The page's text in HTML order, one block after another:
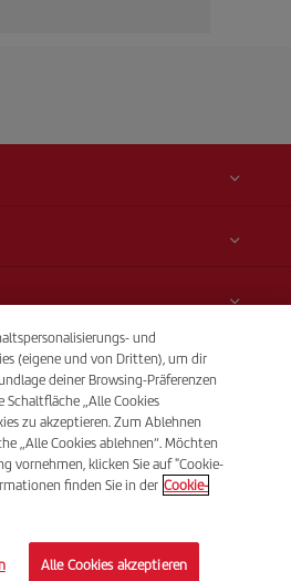
des Iberia Club
Daten
77 22
20:00 Uhr (Deutsch). Montag bis
und Spanisch).
und
(eigene und von Dritten), um dir
deiner Browsing-Präferenzen
Schaltfläche „Alle Cookies
zu akzeptieren. Zum Ablehnen
„Alle Cookies ablehnen“. Möchten
vornehmen, klicken Sie auf "Cookie-
finden Sie in der Cookie-
Alle Cookies akzeptieren